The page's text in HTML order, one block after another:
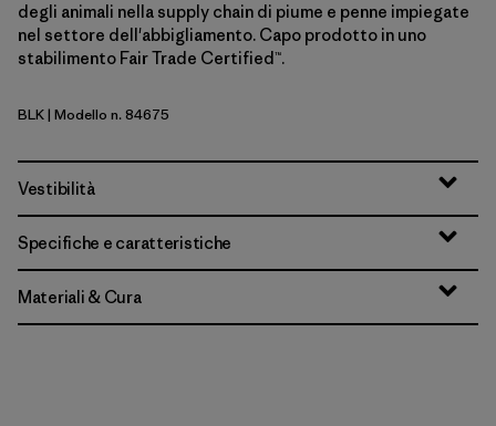
degli animali nella supply chain di piume e penne impiegate
nel settore dell'abbigliamento. Capo prodotto in uno
stabilimento Fair Trade Certified™.
Black
BLK| Modello n. 84675
Vestibilità
Specifiche e caratteristiche
Materiali & Cura